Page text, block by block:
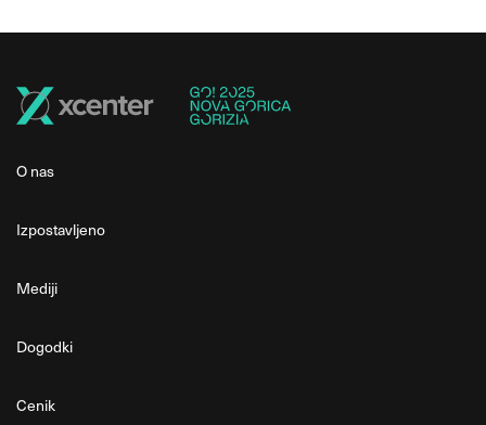
O nas
Izpostavljeno
Mediji
Dogodki
Cenik